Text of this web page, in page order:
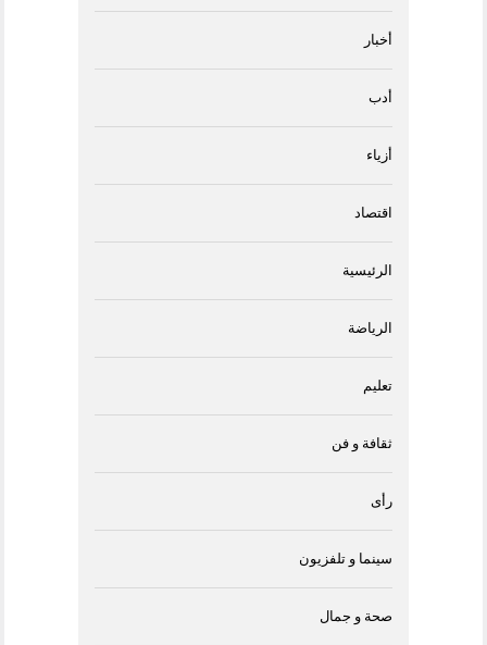
أخبار
أدب
أزياء
اقتصاد
الرئيسية
الرياضة
تعليم
ثقافة و فن
رأى
سينما و تلفزيون
صحة و جمال